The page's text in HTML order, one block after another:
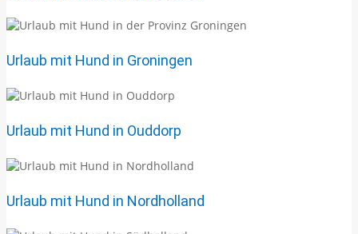
Urlaub mit Hund in Groningen
Urlaub mit Hund in Ouddorp
Urlaub mit Hund in Nordholland